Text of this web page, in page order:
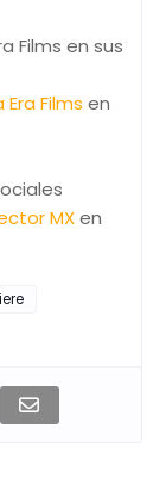
Films en sus
Era Films en
MXen